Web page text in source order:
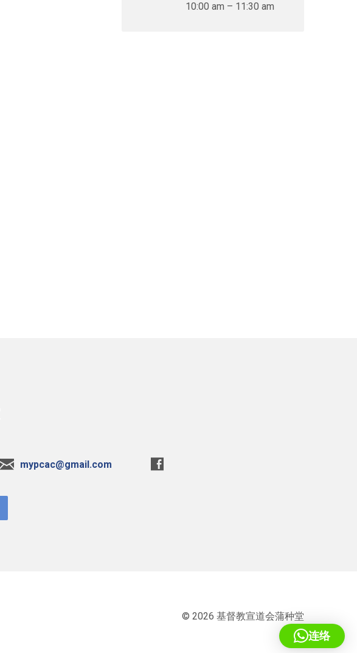
10:00 am – 11:30 am
mypcac@gmail.com
© 2026 基督教宣道会蒲种堂
连络